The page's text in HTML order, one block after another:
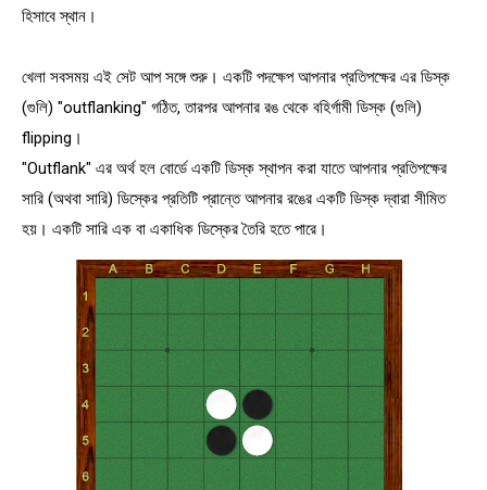
হিসাবে স্থান।
খেলা সবসময় এই সেট আপ সঙ্গে শুরু। একটি পদক্ষেপ আপনার প্রতিপক্ষের এর ডিস্ক
(গুলি) "outflanking" গঠিত, তারপর আপনার রঙ থেকে বহির্গামী ডিস্ক (গুলি)
flipping।
"Outflank" এর অর্থ হল বোর্ডে একটি ডিস্ক স্থাপন করা যাতে আপনার প্রতিপক্ষের
সারি (অথবা সারি) ডিস্কের প্রতিটি প্রান্তে আপনার রঙের একটি ডিস্ক দ্বারা সীমিত
হয়। একটি সারি এক বা একাধিক ডিস্কের তৈরি হতে পারে।